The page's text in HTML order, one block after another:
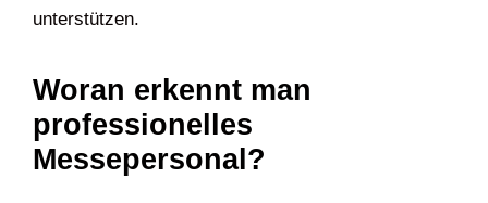
unterstützen.
Woran erkennt man
professionelles
Messepersonal?